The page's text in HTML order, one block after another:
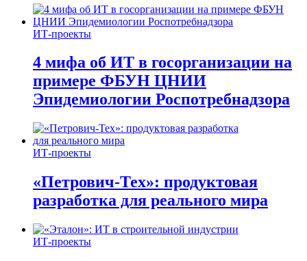
ИТ-проекты
4 мифа об ИТ в госорганизации на
примере ФБУН ЦНИИ
Эпидемиологии Роспотребнадзора
ИТ-проекты
«Петрович-Тех»: продуктовая
разработка для реального мира
ИТ-проекты